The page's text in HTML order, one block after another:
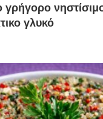
γρήγορο
γλυκό